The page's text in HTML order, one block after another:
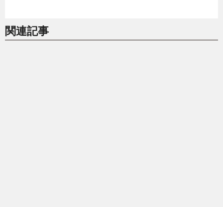
関連記事